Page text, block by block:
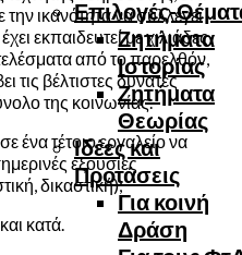
Επιλογές-
Ζητήματα
Ιστορίας
Ζητήματα
Θεωρίας
Ιδέες και
Προτάσεις
Για κοινή
Δράση
ικανότητα να συλλέγει
εκπαιδευτεί με χιλιάδες
από το παρελθόν,
τις βέλτιστες δυνατές
της κοινωνίας.
ένα τέτοιο εργαλείο να
εξουσίες
δικαστική);
κατά.